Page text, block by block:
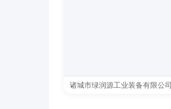
诸城市绿润源工业装备有限公司